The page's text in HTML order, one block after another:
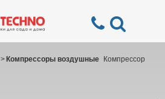
Компрессоры воздушные
>
Компрессор